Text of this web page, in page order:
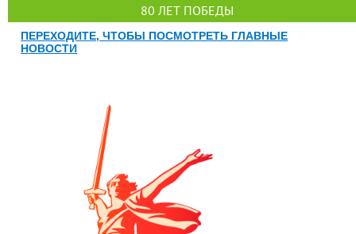
80 ЛЕТ ПОБЕДЫ
ПЕРЕХОДИТЕ, ЧТОБЫ ПОСМОТРЕТЬ ГЛАВНЫЕ
НОВОСТИ